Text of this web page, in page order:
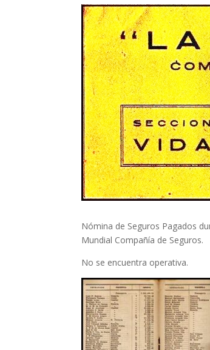
Nómina de Seguros Pagados
Mundial Compañía de Seguros.
No se encuentra operativa.